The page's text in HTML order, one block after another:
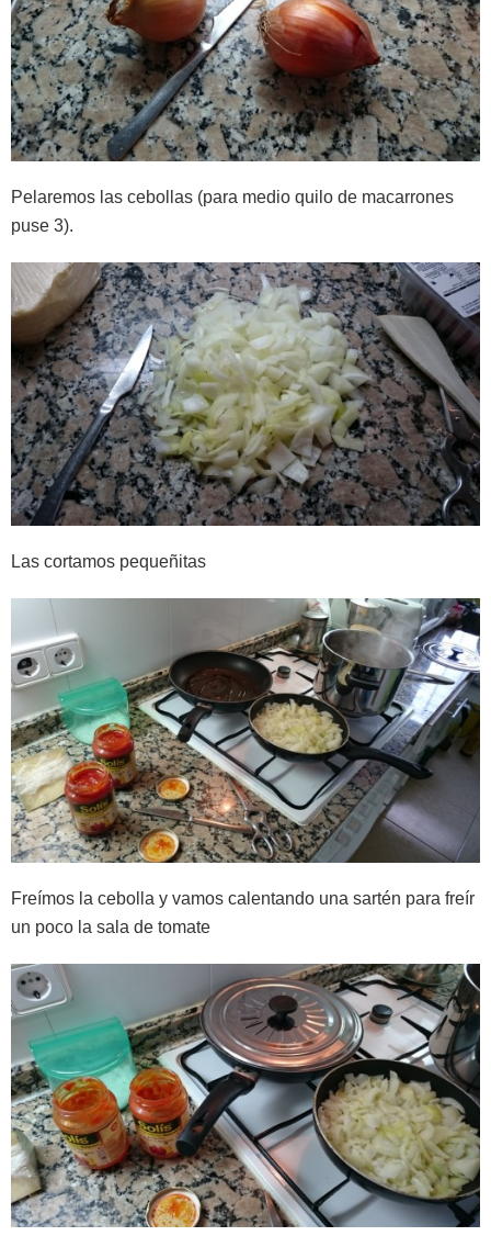
Pelaremos las cebollas (para medio quilo de macarrones
puse 3).
Las cortamos pequeñitas
Freímos la cebolla y vamos calentando una sartén para freír
un poco la sala de tomate